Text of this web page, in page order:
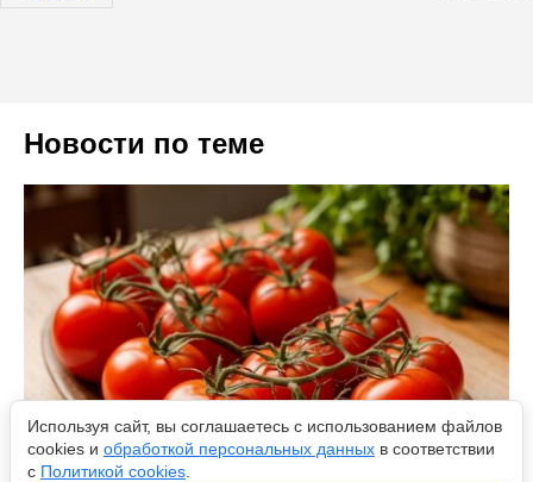
Новости по теме
Используя сайт, вы соглашаетесь с использованием файлов
cookies и обработкой персональных данных в соответствии
с Политикой cookies